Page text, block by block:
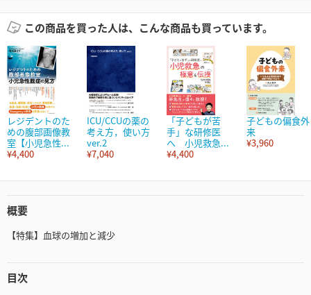
この商品を買った人は、こんな商品も買っています。
レジデントのた
めの腹部画像教
室【小児急性...
¥4,400
ICU/CCUの薬の
考え方，使い方
ver.2
¥7,040
「子どもが苦
手」な研修医
へ 小児救急...
¥4,400
子どもの偏食外
来
¥3,960
概要
【特集】血球の増加と減少
目次